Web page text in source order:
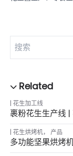
花生加工线
裹粉花生生产线
花生烘烤机， 产品
多功能坚果烘烤